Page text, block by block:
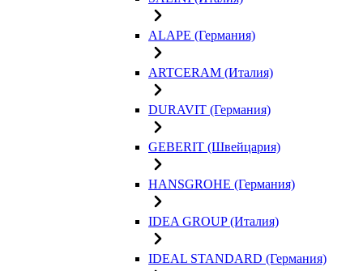
ALAPE (Германия)
ARTCERAM (Италия)
DURAVIT (Германия)
GEBERIT (Швейцария)
HANSGROHE (Германия)
IDEA GROUP (Италия)
IDEAL STANDARD (Германия)